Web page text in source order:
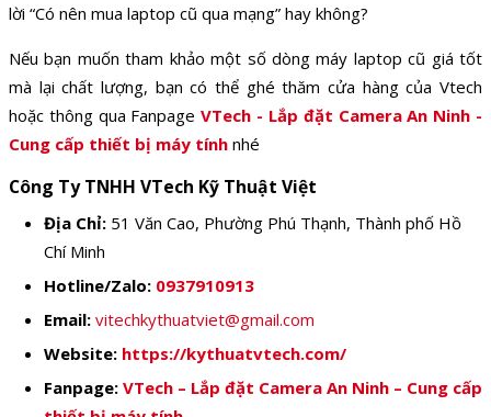
lời “Có nên mua laptop cũ qua mạng” hay không?
Nếu bạn muốn tham khảo một số dòng máy laptop cũ giá tốt
mà lại chất lượng, bạn có thể ghé thăm cửa hàng của Vtech
hoặc thông qua FanpageVTech - Lắp đặt Camera An Ninh -
Cung cấp thiết bị máy tính nhé
Công Ty TNHH VTech Kỹ Thuật Việt
Địa Chỉ: 51 Văn Cao, Phường Phú Thạnh, Thành phố Hồ
Chí Minh
Hotline/Zalo: 0937910913
Email: vitechkythuatviet@gmail.com
Website: https://kythuatvtech.com/
Fanpage: VTech – Lắp đặt Camera An Ninh – Cung cấp